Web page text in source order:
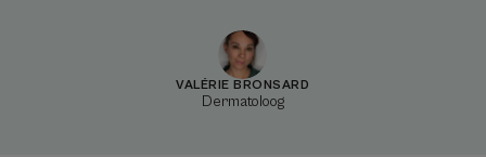
VALÉRIE BRONSARD
Dermatoloog